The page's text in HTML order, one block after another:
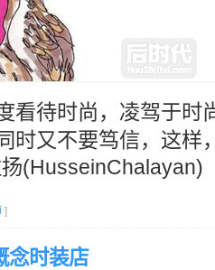
看待时尚，凌驾于时
时又不要笃信，这样
(HusseinChalayan)
]
念时装店